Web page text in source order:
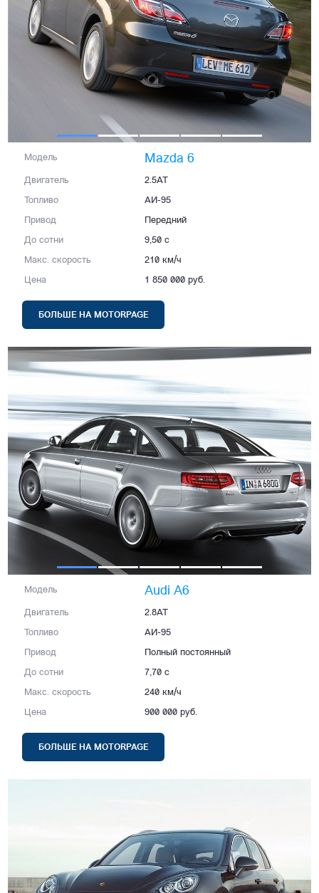
Модель Mazda 6
Двигатель 2.5AT
Топливо АИ-95
Привод Передний
До сотни 9,50 с
Макс. скорость 210 км/ч
Цена 1 850 000 руб.
БОЛЬШЕ НА MOTORPAGE
Модель Audi A6
Двигатель 2.8AT
Топливо АИ-95
Привод Полный постоянный
До сотни 7,70 с
Макс. скорость 240 км/ч
Цена 900 000 руб.
БОЛЬШЕ НА MOTORPAGE